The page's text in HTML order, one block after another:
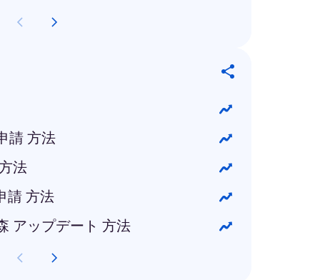
請 方法
法
請 方法
アップデート 方法